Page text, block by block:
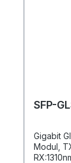
SFP-
Gigabit
Modul,